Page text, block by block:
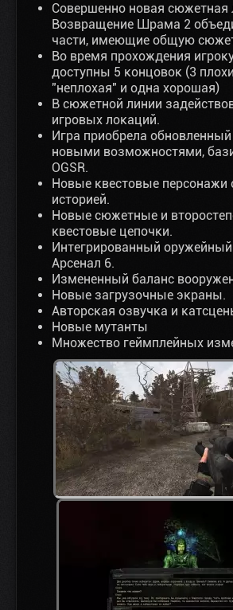
Совершенно новая сюжетная
Возвращение Шрама 2
части, имеющие общую
Во время прохождения
доступны 5 концовок (3
"неплохая" и одна хорошая)
В сюжетной линии
игровых локаций.
Игра приобрела
новыми возможностями,
OGSR.
Новые квестовые персонажи
историей.
Новые сюжетные и
квестовые цепочки.
Интегрированный
Арсенал 6.
Измененный баланс
Новые загрузочные экраны.
Авторская озвучка и
Новые мутанты
Множество геймплейных